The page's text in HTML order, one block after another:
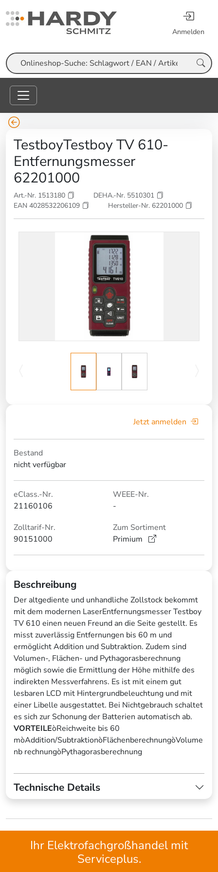
Anmelden
Suche
TestboyTestboy TV 610-
Entfernungsmesser
62201000
Art.-Nr. 1513180
DEHA.-Nr. 5510301
EAN 4028532206109
Hersteller-Nr. 62201000
Jetzt anmelden
Bestand
nicht verfügbar
eClass.-Nr.
21160106
WEEE-Nr.
-
Zolltarif-Nr.
90151000
Zum Sortiment
Primium
Beschreibung
Der altgediente und unhandliche Zollstock bekommt
mit dem modernen LaserEntfernungsmesser Testboy
TV 610 einen neuen Freund an die Seite gestellt. Es
misst zuverlässig Entfernungen bis 60 m und
ermöglicht Addition und Subtraktion. Zudem sind
Volumen-, Flächen- und Pythagorasberechnung
möglich sowie die Ermittlung der Höhe mithilfe des
indirekten Messverfahrens. Es ist mit einem gut
lesbaren LCD mit Hintergrundbeleuchtung und mit
einer Libelle ausgestattet. Bei Nichtgebrauch schaltet
es sich zur Schonung der Batterien automatisch ab.
VORTEILEòReichweite bis 60
mòAddition/SubtraktionòFlächenberechnungòVolume
nb rechnungòPythagorasberechnung
Technische Details
Ihr Elektrofachgroßhandel mit
Serviceplus.